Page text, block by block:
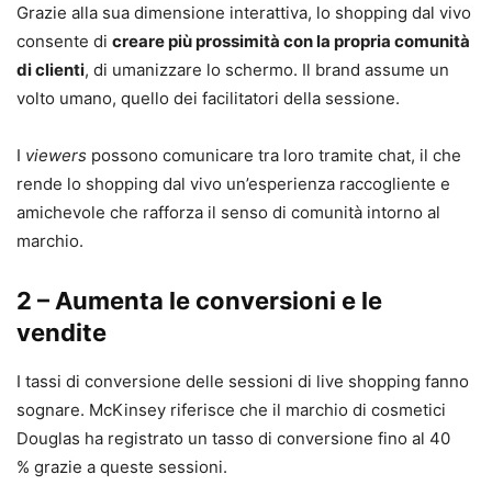
Grazie alla sua dimensione interattiva, lo shopping dal vivo
consente di creare più prossimità con la propria comunità
di clienti, di umanizzare lo schermo. Il brand assume un
volto umano, quello dei facilitatori della sessione.
I viewers possono comunicare tra loro tramite chat, il che
rende lo shopping dal vivo un’esperienza raccogliente e
amichevole che rafforza il senso di comunità intorno al
marchio.
2 – Aumenta le conversioni e le
vendite
I tassi di conversione delle sessioni di live shopping fanno
sognare. McKinsey riferisce che il marchio di cosmetici
Douglas ha registrato un tasso di conversione fino al 40
% grazie a queste sessioni.